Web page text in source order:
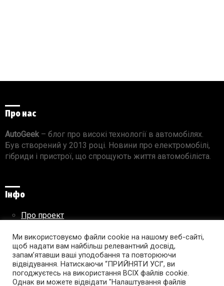
Про нас
AutoGeek– блог про високі технології в автомобілях.
Був створений у 2013 році. Новини про електромобілі,
гібриди і пристрої, що спрощують життя автомобіліста.
Інфо
Про проект
Правила використання матеріалів
Підпишись на AutoGeek!
Ми використовуємо файли cookie на нашому веб-сайті,
щоб надати вам найбільш релевантний досвід,
запам’ятавши ваші уподобання та повторюючи
відвідування. Натискаючи “ПРИЙНЯТИ УСІ”, ви
погоджуєтесь на використання ВСІХ файлів cookie.
Однак ви можете відвідати "Налаштування файлів